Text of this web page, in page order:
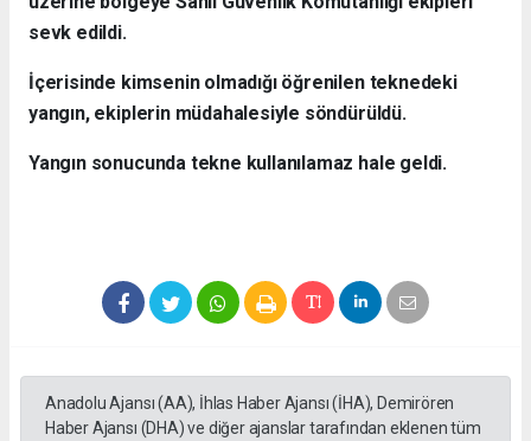
sevk edildi.
İçerisinde kimsenin olmadığı öğrenilen teknedeki
yangın, ekiplerin müdahalesiyle söndürüldü.
Yangın sonucunda tekne kullanılamaz hale geldi.
Anadolu Ajansı (AA), İhlas Haber Ajansı (İHA), Demirören
Haber Ajansı (DHA) ve diğer ajanslar tarafından eklenen tüm